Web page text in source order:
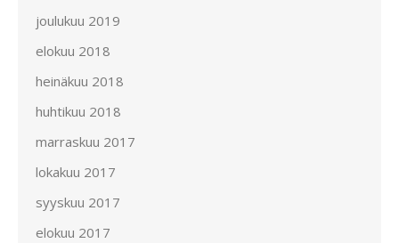
joulukuu 2019
elokuu 2018
heinäkuu 2018
huhtikuu 2018
marraskuu 2017
lokakuu 2017
syyskuu 2017
elokuu 2017